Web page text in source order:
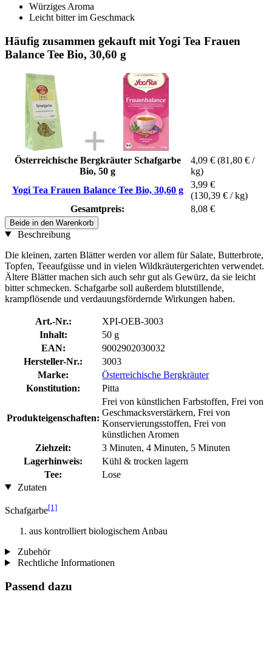
Würziges Aroma
Leicht bitter im Geschmack
Häufig zusammen gekauft mit Yogi Tea Frauen
Balance Tee Bio, 30,60 g
Österreichische Bergkräuter Schafgarbe
Bio, 50 g
4,09 € (81,80 € /
kg)
Yogi Tea Frauen Balance Tee Bio, 30,60 g
3,99 €
(130,39 € / kg)
Gesamtpreis:
8,08 €
Beide in den Warenkorb
Beschreibung
Die kleinen, zarten Blätter werden vor allem für Salate, Butterbrote,
Topfen, Teeaufgüsse und in vielen Wildkräutergerichten verwendet.
Ältere Blätter machen sich auch sehr gut als Gewürz, da sie leicht
bitter schmecken. Schafgarbe soll außerdem blutstillende,
krampflösende und verdauungsfördernde Wirkungen haben.
Art.-Nr.:
XPI-OEB-3003
Inhalt:
50 g
EAN:
9002902030032
Hersteller-Nr.:
3003
Marke:
Österreichische Bergkräuter
Konstitution:
Pitta
Produkteigenschaften:
Frei von künstlichen Farbstoffen, Frei von
Geschmacksverstärkern, Frei von
Konservierungsstoffen, Frei von
künstlichen Aromen
Ziehzeit:
3 Minuten, 4 Minuten, 5 Minuten
Lagerhinweis:
Kühl & trocken lagern
Tee:
Lose
Zutaten
Schafgarbe[1]
aus kontrolliert biologischem Anbau
Zubehör
Rechtliche Informationen
Passend dazu